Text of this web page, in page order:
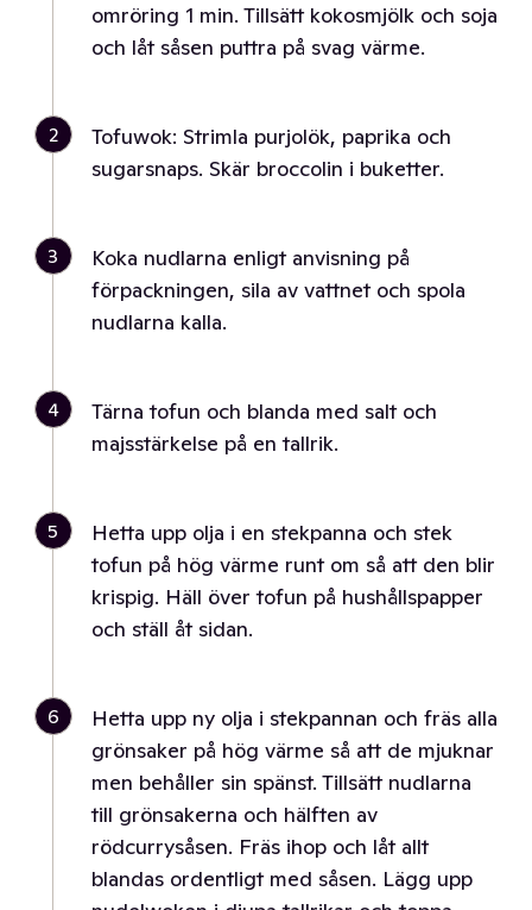
omröring 1 min. Tillsätt kokosmjölk och soja
och låt såsen puttra på svag värme.
2
Tofuwok: Strimla purjolök, paprika och
sugarsnaps. Skär broccolin i buketter.
3
Koka nudlarna enligt anvisning på
förpackningen, sila av vattnet och spola
nudlarna kalla.
4
Tärna tofun och blanda med salt och
majsstärkelse på en tallrik.
5
Hetta upp olja i en stekpanna och stek
tofun på hög värme runt om så att den blir
krispig. Häll över tofun på hushållspapper
och ställ åt sidan.
6
Hetta upp ny olja i stekpannan och fräs alla
grönsaker på hög värme så att de mjuknar
men behåller sin spänst. Tillsätt nudlarna
till grönsakerna och hälften av
rödcurrysåsen. Fräs ihop och låt allt
blandas ordentligt med såsen. Lägg upp